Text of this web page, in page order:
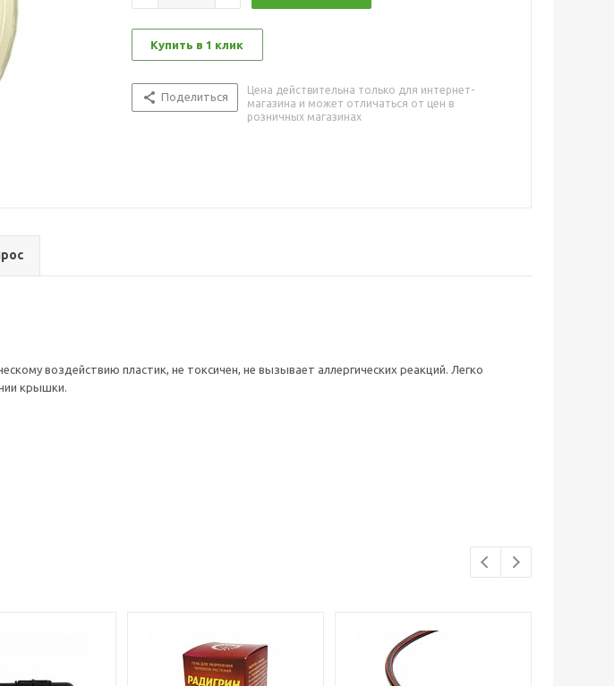
Купить в 1 клик
Поделиться
Цена действительна только для интернет-
магазина и может отличаться от цен в
розничных магазинах
воздействию пластик, не токсичен, не вызывает аллергических реакций. Легко
крышки.